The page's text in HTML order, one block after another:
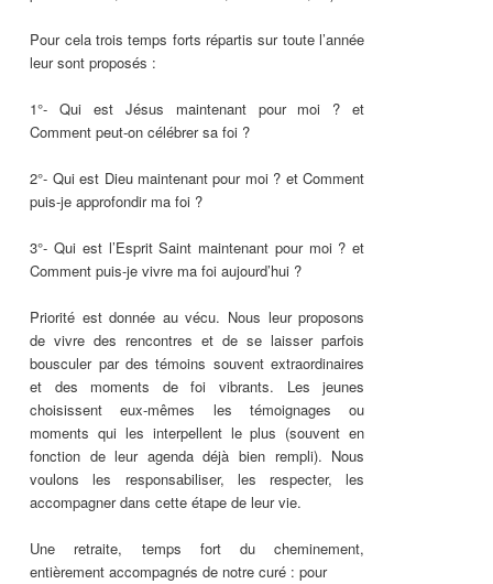
Pour cela trois temps forts répartis sur toute l’année
leur sont proposés :
1°- Qui est Jésus maintenant pour moi ? et
Comment peut-on célébrer sa foi ?
2°- Qui est Dieu maintenant pour moi ? et Comment
puis-je approfondir ma foi ?
3°- Qui est l’Esprit Saint maintenant pour moi ? et
Comment puis-je vivre ma foi aujourd’hui ?
Priorité est donnée au vécu. Nous leur proposons
de vivre des rencontres et de se laisser parfois
bousculer par des témoins souvent extraordinaires
et des moments de foi vibrants. Les jeunes
choisissent eux-mêmes les témoignages ou
moments qui les interpellent le plus (souvent en
fonction de leur agenda déjà bien rempli). Nous
voulons les responsabiliser, les respecter, les
accompagner dans cette étape de leur vie.
Une retraite, temps fort du cheminement,
entièrement accompagnés de notre curé : pour